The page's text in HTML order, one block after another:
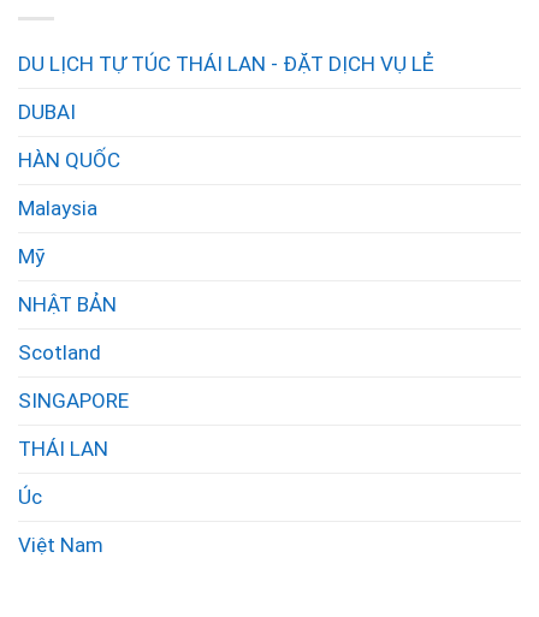
DU LỊCH TỰ TÚC THÁI LAN - ĐẶT DỊCH VỤ LẺ
DUBAI
HÀN QUỐC
Malaysia
Mỹ
NHẬT BẢN
Scotland
SINGAPORE
THÁI LAN
Úc
Việt Nam